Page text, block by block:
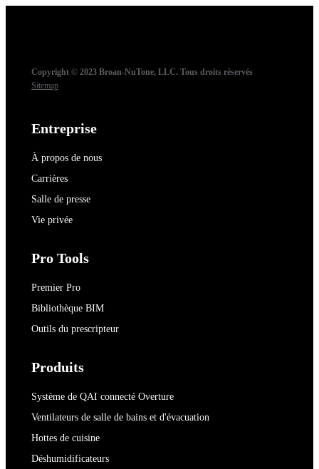
Copyright © 2023 Broan-NuTone, LLC. Tous droits réservés
Sitemap
Entreprise
À propos de nous
Carrières
Salle de presse
Vie privée
Pro Tools
Premier Pro
Bibliothèque BIM
Outils du prescripteur
Produits
Système de QAI connecté Overture
Ventilateurs de salle de bains et d'évacuation
Hottes de cuisine
Déshumidificateurs